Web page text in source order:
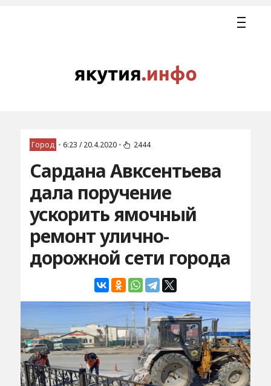
Город • 6:23 / 20.4.2020 • 2444
Сардана Авксентьева
дала поручение
ускорить ямочный
ремонт улично-
дорожной сети города